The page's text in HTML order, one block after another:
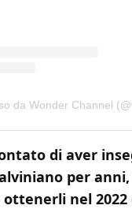
di aver
per
nel 2022